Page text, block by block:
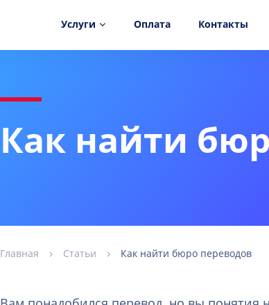
Услуги Оплата Контакты
Как найти
Главная Статьи Как найти бюро переводов